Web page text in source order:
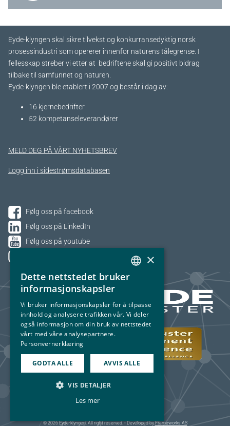
Eyde-klyngen skal sikre tilvekst og konkurransedyktig norsk
prosessindustri som opererer innenfor naturens tålegrense. I
fellesskap streber vi etter at bedriftene skal gi positivt bidrag
tilbake til samfunnet og naturen.
Eyde-klyngen ble etablert i 2007 og består i dag av:
16 kjernebedrifter​
52 kompetanseleverandører
MELD DEG PÅ VÅRT NYHETSBREV
Logg inn i sidestrømsdatabasen
Følg oss på facebook
Følg oss på LinkedIn
Følg oss på youtube
© 2026 Eyde-klyngen. All right reserved. • Developed byFrameworks AS
NORWEGIAN
×
Dette nettstedet bruker
informasjonskapsler
Vi bruker informasjonskapsler for å tilpasse
innhold og analysere trafikken vår. Vi deler
også informasjon om din bruk av nettstedet
vårt med våre analysepartnere.
Personvernerklæring
GODTA ALLE AVVIS ALLE
VIS DETALJER
Les mer